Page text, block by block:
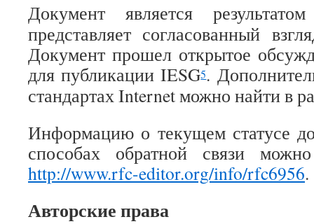
Документ является
представляет согласованный
Документ прошел открытое
для публикации IESG5.
стандартах Internet можно найти в
Информацию о текущем статусе
способах обратной связи
http://www.rfc-editor.org/info/rfc6956.
Авторские права